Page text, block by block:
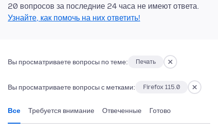
20 вопросов за последние 24 часа не имеют ответа.
Узнайте, как помочь на них ответить!
Вы просматриваете вопросы по теме: Печать
Вы просматриваете вопросы с метками: Firefox 115.0
Все Требуется внимание Отвеченные Готово